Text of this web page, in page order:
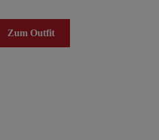
Zum Outfit